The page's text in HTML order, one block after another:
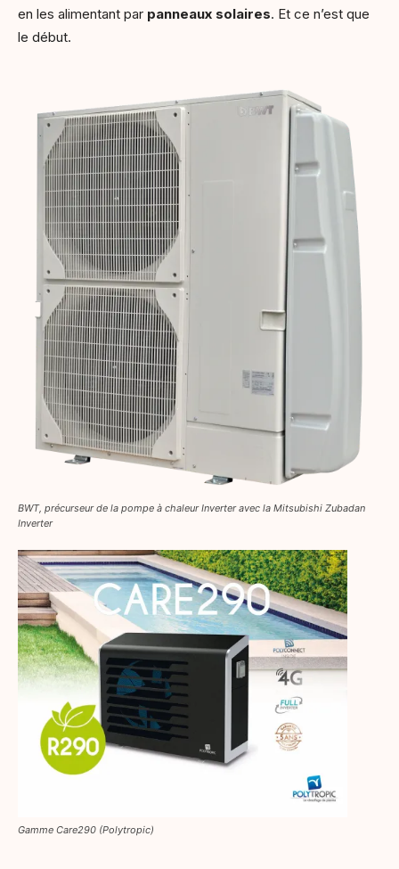
en les alimentant par panneaux solaires. Et ce n’est que
le début.
BWT, précurseur de la pompe à chaleur Inverter avec la Mitsubishi Zubadan
Inverter
Gamme Care290 (Polytropic)